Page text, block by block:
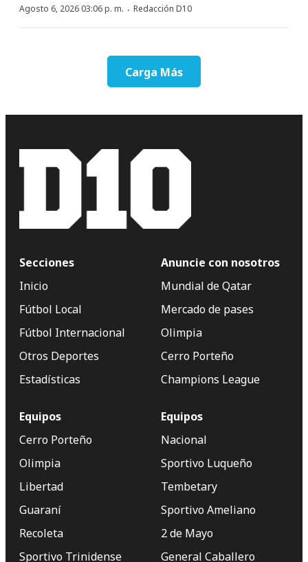
Agosto 6, 2026 03:06 p. m. · Redacción D10
Carga Más
Secciones
Inicio
Fútbol Local
Fútbol Internacional
Otros Deportes
Estadísticas
Anuncie con nosotros
Mundial de Qatar
Mercado de pases
Olimpia
Cerro Porteño
Champions League
Equipos
Cerro Porteño
Olimpia
Libertad
Guaraní
Recoleta
Sportivo Trinidense
Equipos
Nacional
Sportivo Luqueño
Tembetary
Sportivo Ameliano
2 de Mayo
General Caballero